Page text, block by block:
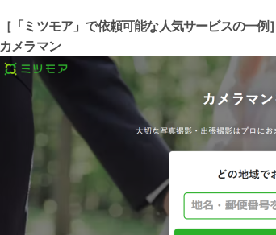
［「ミツモア」で依頼可能な人気サービスの一例］
カメラマン